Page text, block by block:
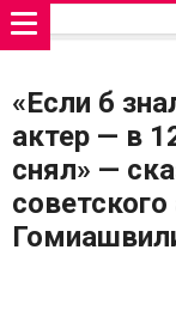
«Если б
актер — в
снял» —